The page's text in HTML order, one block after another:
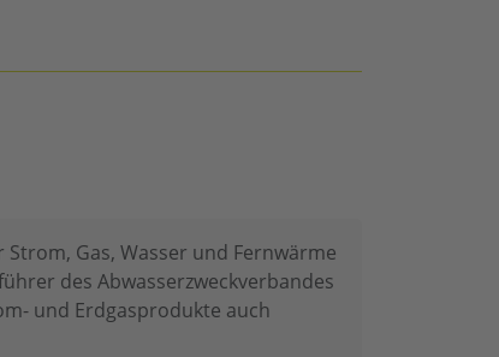
Gas, Wasser und Fernwärme
des Abwasserzweckverbandes
und Erdgasprodukte auch